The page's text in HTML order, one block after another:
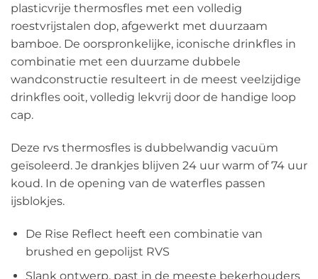
plasticvrije thermosfles met een volledig
roestvrijstalen dop, afgewerkt met duurzaam
bamboe. De oorspronkelijke, iconische drinkfles in
combinatie met een duurzame dubbele
wandconstructie resulteert in de meest veelzijdige
drinkfles ooit, volledig lekvrij door de handige loop
cap.
Deze rvs thermosfles is dubbelwandig vacuüm
geïsoleerd. Je drankjes blijven 24 uur warm of 74 uur
koud. In de opening van de waterfles passen
ijsblokjes.
De Rise Reflect heeft een combinatie van
brushed en gepolijst RVS
Slank ontwerp, past in de meeste bekerhouders